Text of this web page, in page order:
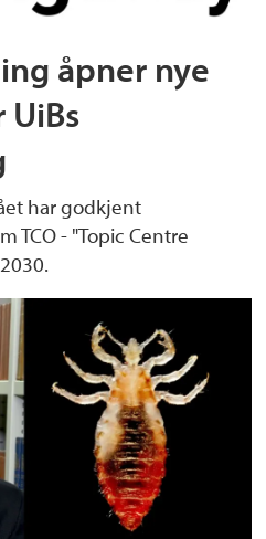
åpner nye
har godkjent
TCO - "Topic Centre